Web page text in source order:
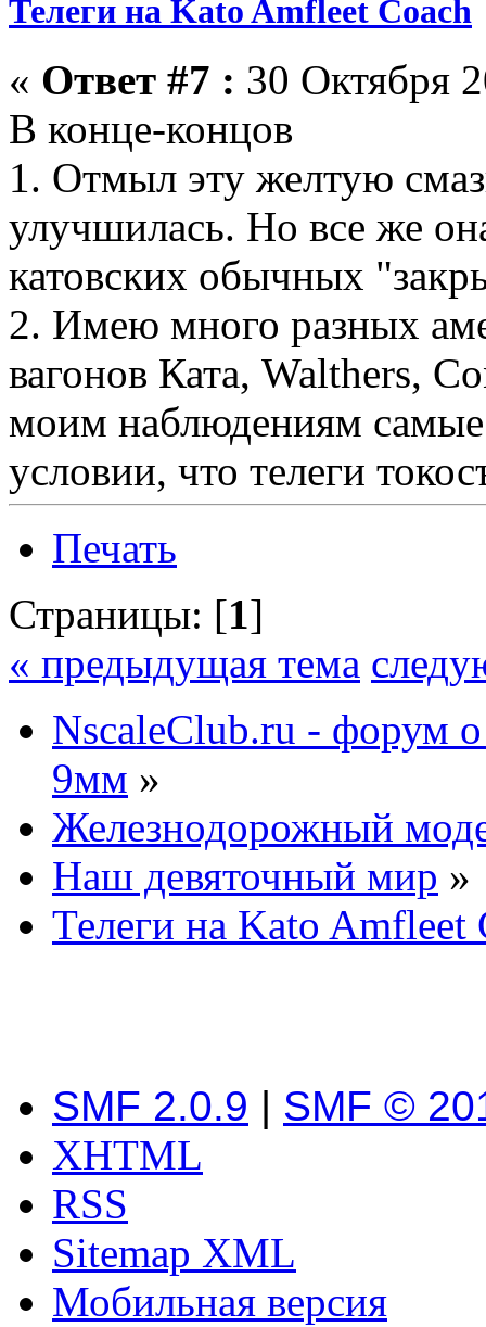
Телеги на Kato Amfleet Coach
« Ответ #7 : 30 Октября
В конце-концов
1. Отмыл эту желтую
улучшилась. Но все же
катовских обычных
2. Имею много разных
вагонов Ката, Walthers,
моим наблюдениям
условии, что телеги
Печать
Страницы: [1]
« предыдущая тема
NscaleClub.ru - форум
9мм »
Железнодорожный
Наш девяточный мир »
Телеги на Kato Amfleet
SMF 2.0.9 | SMF ©
XHTML
RSS
Sitemap XML
Мобильная версия